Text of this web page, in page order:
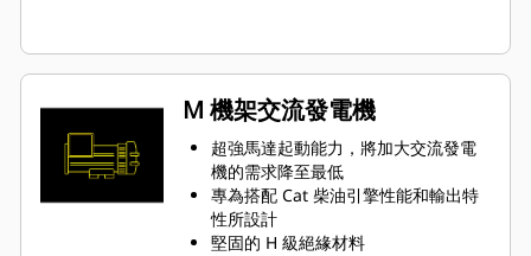
M 機架交流發電機
超強馬達起動能力，將加大交流發電
機的需求降至最低
專為搭配 Cat 柴油引擎性能和輸出特
性所設計
堅固的 H 級絕緣材料